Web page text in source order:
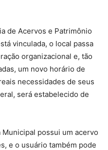
de Acervos e Patrimônio
vinculada, o local passa
organizacional e, tão
um novo horário de
necessidades de seus
será estabelecido de
possui um acervo
e o usuário também pode